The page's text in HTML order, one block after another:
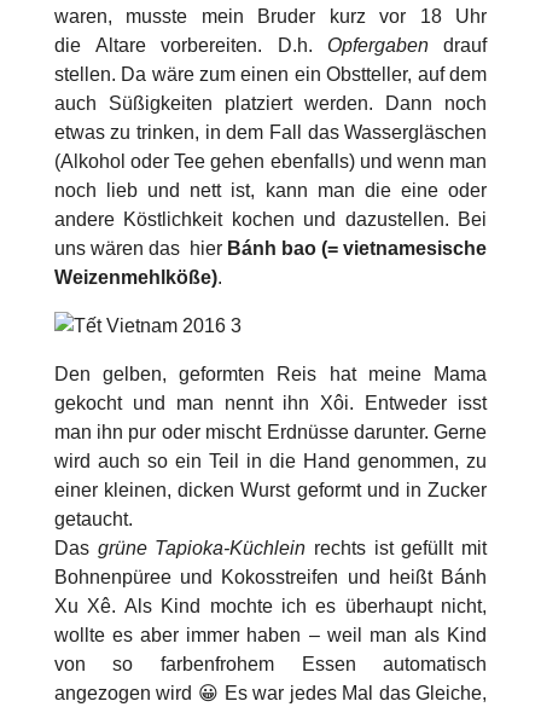
waren, musste mein Bruder kurz vor 18 Uhr
die Altare vorbereiten. D.h. Opfergabendrauf
stellen. Da wäre zum einen ein Obstteller, auf dem
auch Süßigkeiten platziert werden. Dann noch
etwas zu trinken, in dem Fall das Wassergläschen
(Alkohol oder Tee gehen ebenfalls) und wenn man
noch lieb und nett ist, kann man die eine oder
andere Köstlichkeit kochen und dazustellen. Bei
uns wären das hier Bánh bao (= vietnamesische
Weizenmehlköße).
Den gelben, geformten Reis hat meine Mama
gekocht und man nennt ihn Xôi. Entweder isst
man ihn pur oder mischt Erdnüsse darunter. Gerne
wird auch so ein Teil in die Hand genommen, zu
einer kleinen, dicken Wurst geformt und in Zucker
getaucht.
Das grüne Tapioka-Küchlein rechts ist gefüllt mit
Bohnenpüree und Kokosstreifen und heißt Bánh
Xu Xê. Als Kind mochte ich es überhaupt nicht,
wollte es aber immer haben – weil man als Kind
von so farbenfrohem Essen automatisch
angezogen wird 😀 Es war jedes Mal das Gleiche,